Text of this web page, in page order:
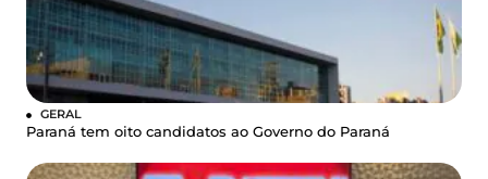
GERAL
Paraná tem oito candidatos ao Governo do Paraná